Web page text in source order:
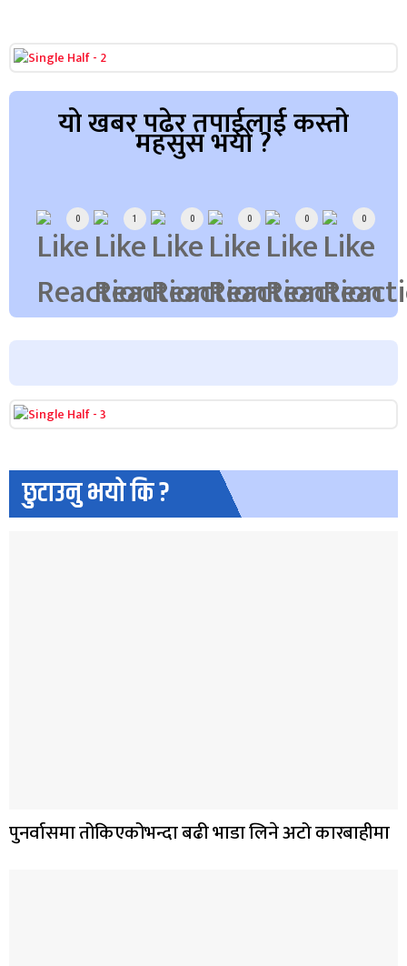
यो खबर पढेर तपाईलाई कस्तो
महसुस भयो ?
0 1 0 0 0 0
छुटाउनु भयो कि ?
पुनर्वासमा तोकिएकोभन्दा बढी भाडा लिने अटो कारबाहीमा